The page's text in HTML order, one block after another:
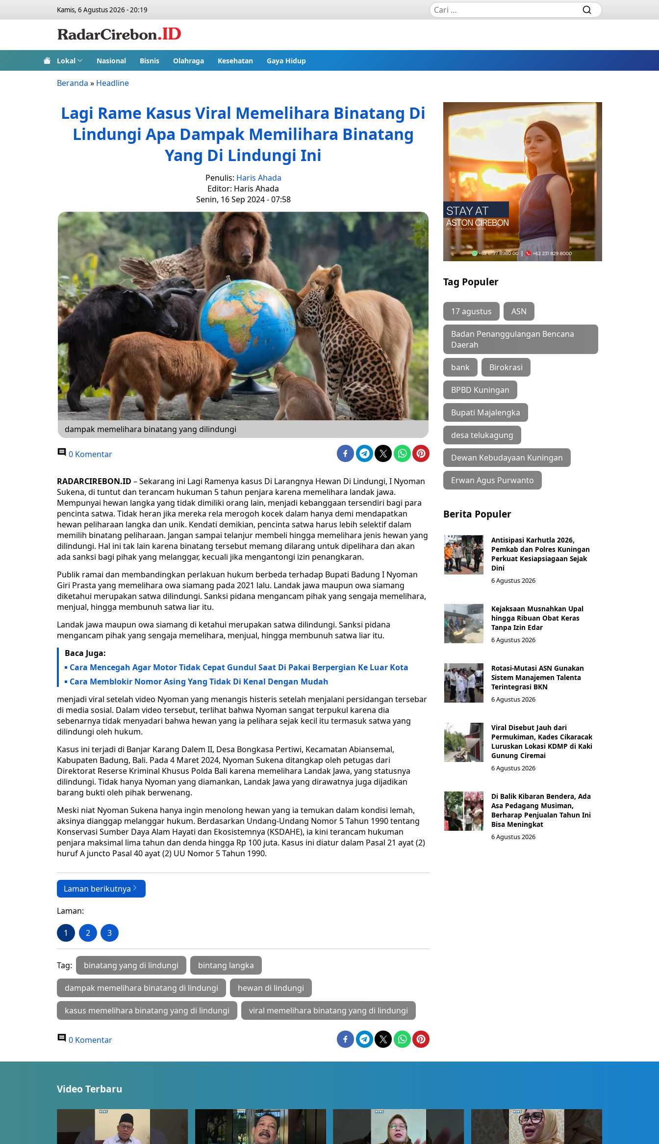
Kamis, 6 Agustus 2026 - 20:19
Lokal Nasional Bisnis Olahraga Kesehatan Gaya Hidup
Beranda » Headline
Lagi Rame Kasus Viral Memelihara Binatang Di
Lindungi Apa Dampak Memilihara Binatang
Yang Di Lindungi Ini
Penulis: Haris Ahada
Editor: Haris Ahada
Senin, 16 Sep 2024 - 07:58
dampak memelihara binatang yang dilindungi
0 Komentar
RADARCIREBON.ID – Sekarang ini Lagi Ramenya kasus Di Larangnya Hewan Di Lindungi, I Nyoman
Sukena, di tuntut dan terancam hukuman 5 tahun penjara karena memelihara landak jawa.
Mempunyai hewan langka yang tidak dimiliki orang lain, menjadi kebanggaan tersendiri bagi para
pencinta satwa. Tidak heran jika mereka rela merogoh kocek dalam hanya demi mendapatkan
hewan peliharaan langka dan unik. Kendati demikian, pencinta satwa harus lebih selektif dalam
memilih binatang peliharaan. Jangan sampai telanjur membeli hingga memelihara jenis hewan yang
dilindungi. Hal ini tak lain karena binatang tersebut memang dilarang untuk dipelihara dan akan
ada sanksi bagi pihak yang melanggar, kecuali jika mengantongi izin penangkaran.
Publik ramai dan membandingkan perlakuan hukum berbeda terhadap Bupati Badung I Nyoman
Giri Prasta yang memelihara owa siamang pada 2021 lalu. Landak jawa maupun owa siamang
diketahui merupakan satwa dilindungi. Sanksi pidana mengancam pihak yang sengaja memelihara,
menjual, hingga membunuh satwa liar itu.
Landak jawa maupun owa siamang di ketahui merupakan satwa dilindungi. Sanksi pidana
mengancam pihak yang sengaja memelihara, menjual, hingga membunuh satwa liar itu.
Baca Juga:
Cara Mencegah Agar Motor Tidak Cepat Gundul Saat Di Pakai Berpergian Ke Luar Kota
Cara Memblokir Nomor Asing Yang Tidak Di Kenal Dengan Mudah
menjadi viral setelah video Nyoman yang menangis histeris setelah menjalani persidangan tersebar
di media sosial. Dalam video tersebut, terlihat bahwa Nyoman sangat terpukul karena dia
sebenarnya tidak menyadari bahwa hewan yang ia pelihara sejak kecil itu termasuk satwa yang
dilindungi oleh hukum.
Kasus ini terjadi di Banjar Karang Dalem II, Desa Bongkasa Pertiwi, Kecamatan Abiansemal,
Kabupaten Badung, Bali. Pada 4 Maret 2024, Nyoman Sukena ditangkap oleh petugas dari
Direktorat Reserse Kriminal Khusus Polda Bali karena memelihara Landak Jawa, yang statusnya
dilindungi. Tidak hanya Nyoman yang diamankan, Landak Jawa yang dirawatnya juga dijadikan
barang bukti oleh pihak berwenang.
Meski niat Nyoman Sukena hanya ingin menolong hewan yang ia temukan dalam kondisi lemah,
aksinya dianggap melanggar hukum. Berdasarkan Undang-Undang Nomor 5 Tahun 1990 tentang
Konservasi Sumber Daya Alam Hayati dan Ekosistemnya (KSDAHE), ia kini terancam hukuman
penjara maksimal lima tahun dan denda hingga Rp 100 juta. Kasus ini diatur dalam Pasal 21 ayat (2)
huruf A juncto Pasal 40 ayat (2) UU Nomor 5 Tahun 1990.
Laman berikutnya
Laman:
1 2 3
Tag: binatang yang di lindungi bintang langka
dampak memelihara binatang di lindungi hewan di lindungi
kasus memelihara binatang yang di lindungi viral memelihara binatang yang di lindungi
0 Komentar
Tag Populer
17 agustus ASN
Badan Penanggulangan Bencana
Daerah
bank Birokrasi
BPBD Kuningan
Bupati Majalengka
desa telukagung
Dewan Kebudayaan Kuningan
Erwan Agus Purwanto
Berita Populer
Antisipasi Karhutla 2026,
Pemkab dan Polres Kuningan
Perkuat Kesiapsiagaan Sejak
Dini
6 Agustus 2026
Kejaksaan Musnahkan Upal
hingga Ribuan Obat Keras
Tanpa Izin Edar
6 Agustus 2026
Rotasi-Mutasi ASN Gunakan
Sistem Manajemen Talenta
Terintegrasi BKN
6 Agustus 2026
Viral Disebut Jauh dari
Permukiman, Kades Cikaracak
Luruskan Lokasi KDMP di Kaki
Gunung Ciremai
6 Agustus 2026
Di Balik Kibaran Bendera, Ada
Asa Pedagang Musiman,
Berharap Penjualan Tahun Ini
Bisa Meningkat
6 Agustus 2026
Video Terbaru